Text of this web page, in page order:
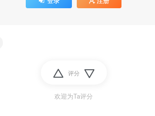
评分
欢迎为Ta评分